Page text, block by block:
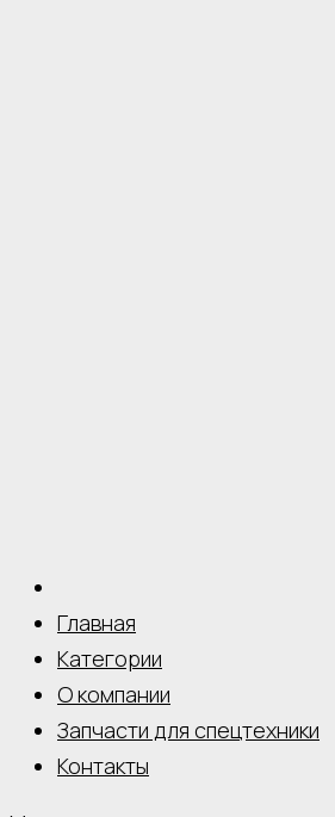
Главная
Категории
О компании
Запчасти для спецтехники
Контакты